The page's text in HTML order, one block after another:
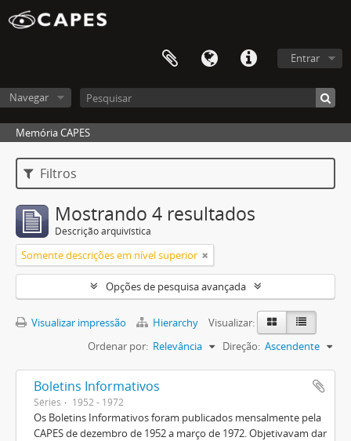
Entrar
Navegar
Memória CAPES
Filtros
Mostrando 4 resultados
Descrição arquivística
Somente descrições em nível superior
Opções de pesquisa avançada
Visualizar impressão Hierarchy
Visualizar:
Ordenar por: Relevância Direção: Ascendente
Boletins Informativos
Séries 1952 - 1972
Os Boletins Informativos foram publicados mensalmente pela
CAPES de dezembro de 1952 a março de 1972. Objetivavam dar